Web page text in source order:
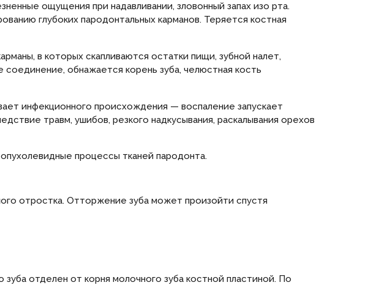
ощущения при надавливании, зловонный запах изо рта.
глубоких пародонтальных карманов. Теряется костная
в которых скапливаются остатки пищи, зубной налет,
обнажается корень зуба, челюстная кость
инфекционного происхождения — воспаление запускает
травм, ушибов, резкого надкусывания, раскалывания орехов
процессы тканей пародонта.
отростка. Отторжение зуба может произойти спустя
отделен от корня молочного зуба костной пластиной. По